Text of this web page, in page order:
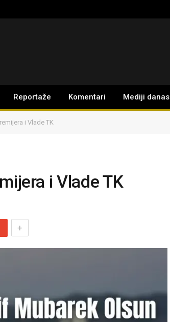
Reportaže Komentari Mediji danas
i Vlade TK
i Vlade TK
+